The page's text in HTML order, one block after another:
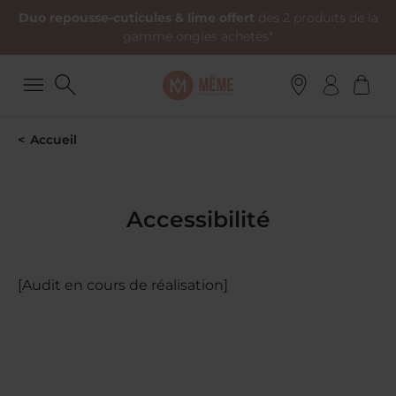
Duo repousse-cuticules & lime offert dès 2 produits de la
gamme ongles achetés*
Accueil
Accessibilité
[Audit en cours de réalisation]